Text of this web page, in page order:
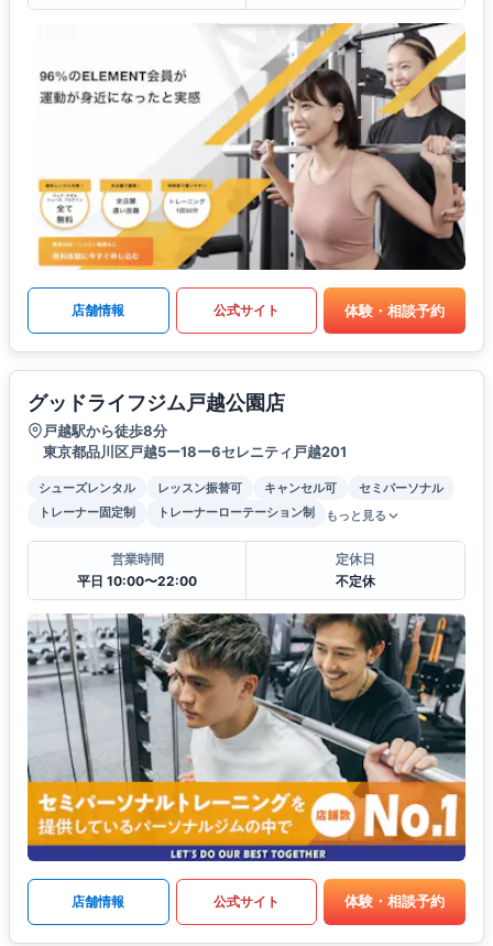
店舗情報 公式サイト 体験・相談予約
グッドライフジム戸越公園店
戸越駅から徒歩8分
東京都品川区戸越5ー18ー6セレニティ戸越201
シューズレンタル レッスン振替可 キャンセル可
セミパーソナル
トレーナー固定制
トレーナーローテーション制 もっと見る
営業時間
平日 10:00〜22:00
定休日
不定休
店舗情報 公式サイト 体験・相談予約